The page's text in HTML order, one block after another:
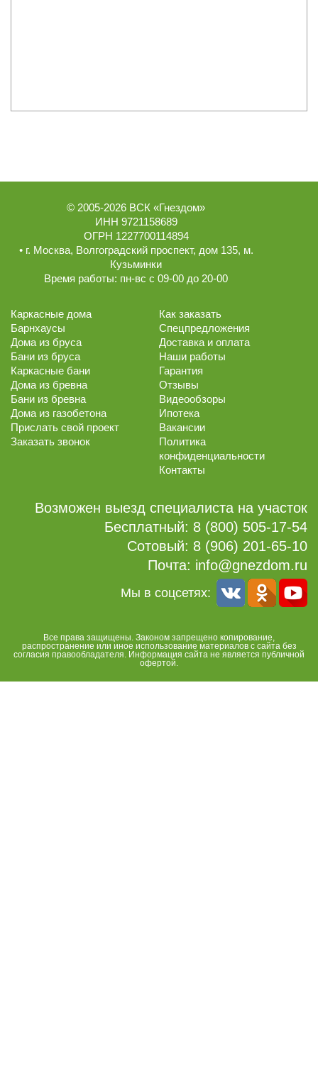
© 2005-2026 ВСК «Гнездом»
ИНН 9721158689
ОГРН 1227700114894
• г. Москва, Волгоградский проспект, дом 135, м.
Кузьминки
Время работы: пн-вс с 09-00 до 20-00
Каркасные дома
Барнхаусы
Дома из бруса
Бани из бруса
Каркасные бани
Дома из бревна
Бани из бревна
Дома из газобетона
Прислать свой проект
Заказать звонок
Как заказать
Спецпредложения
Доставка и оплата
Наши работы
Гарантия
Отзывы
Видеообзоры
Ипотека
Вакансии
Политика
конфиденциальности
Контакты
Возможен выезд специалиста на участок
Бесплатный: 8 (800) 505-17-54
Сотовый: 8 (906) 201-65-10
Почта: info@gnezdom.ru
Мы в соцсетях:
Все права защищены. Законом запрещено копирование,
распространение или иное использование материалов с сайта без
согласия правообладателя. Информация сайта не является публичной
офертой.